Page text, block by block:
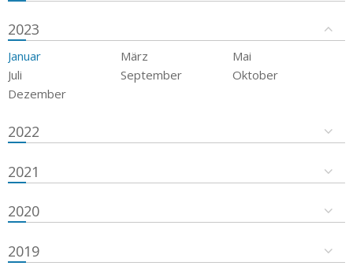
2023
Januar März
Mai
Juli
September
Oktober
Dezember
2022
2021
2020
2019